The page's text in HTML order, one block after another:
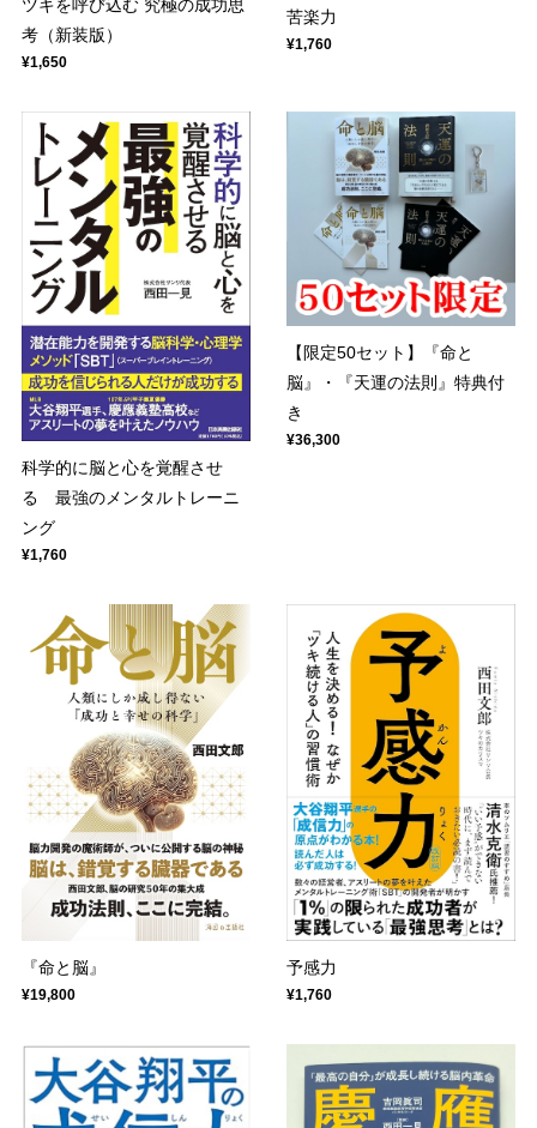
ツキを呼び込む 究極の成功思
考（新装版）
¥1,650
苦楽力
¥1,760
科学的に脳と心を覚醒させ
る 最強のメンタルトレーニ
ング
¥1,760
【限定50セット】『命と
脳』・『天運の法則』特典付
き
¥36,300
『命と脳』
¥19,800
予感力
¥1,760